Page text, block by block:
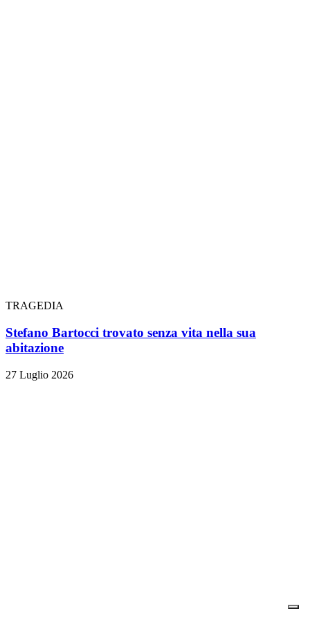
TRAGEDIA
Stefano Bartocci trovato senza vita nella sua
abitazione
27 Luglio 2026